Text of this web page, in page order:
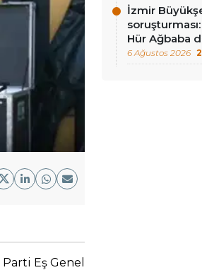
Eş Genel
İzmir
Hür Ağbaba
6 Ağustos 2026